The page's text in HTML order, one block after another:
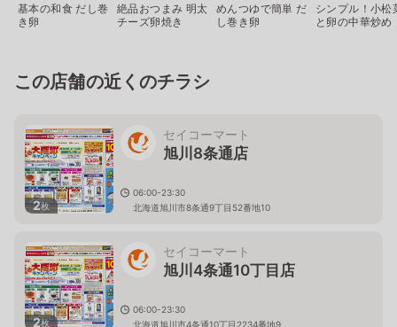
基本の和食 だし巻
き卵
絶品おつまみ 明太
チーズ卵焼き
めんつゆで簡単 だ
し巻き卵
シンプル！小松
と卵の中華炒め
この店舗の近くのチラシ
2枚
セイコーマート
旭川8条通店
06:00-23:30
北海道旭川市8条通9丁目52番地10
2枚
セイコーマート
旭川4条通10丁目店
06:00-23:30
北海道旭川市4条通10丁目2234番地9